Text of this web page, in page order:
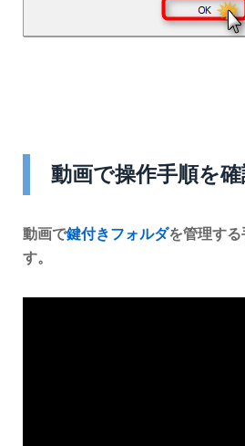
動画で操作手順を
動画で鍵付きフォルダを管理する
す。